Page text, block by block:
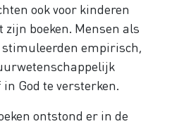
ook voor kinderen
boeken. Mensen als
empirisch,
God te versterken.
ontstond er in de